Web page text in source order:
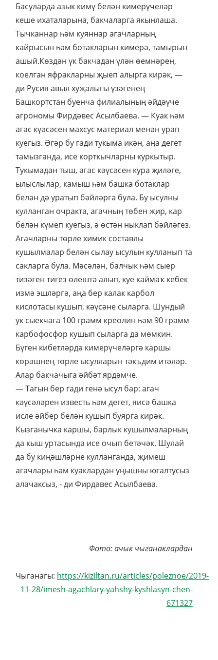
Басуларда азык кимү белән кимерүчеләр
кеше ихаталарына, бакчаларга якынлаша.
Тычканнар һәм куяннар агачларның
кайрысын һәм ботакларын кимерә, тамырын
ашый.Көздән үк бакчадан үлән өемнәрен,
коелган яфракларны җыеп алырга кирәк, —
ди Русия авыл хуҗалығы үзәгенең
Башкортстан буенча филиалының әйдәүче
агрономы Фирдәвес Асылбаева. — Куак һәм
агас күәсәсен махсус материал менән урап
куегыз. Әгәр бу гади тукыма икән, аңа дегет
тамызганда, исе корткычларны куркытыр.
Тукымадан тыш, агас кәүсәсен кура җиләге,
ылыслылар, камыш һәм башка ботаклар
белән дә уратып бәйләргә була. Бу ысулны
кулланган очракта, агачның төбен җир, кар
белән күмеп куегыз, ә өстән ныклап бәйләгез.
Агачларны төрле химик составлы
кушылмалар белән сылау ысулын кулланып та
сакларга була. Мәсәлән, балчык һәм сыер
тизәген тигез өлештә алып, куе каймаҡ кебек
измә эшләргә, аңа бер калак карбол
кислотасы кушып, кәүсәне сыларга. Шундый
ук сыекчага 100 грамм креолин һәм 90 грамм
карбофосфор кушып сыларга да мөмкин.
Бүген кибетләрдә кимерүчеләргә каршы
көрәшнең төрле ысулларын тәкъдим итәләр.
Алар бакчачыга әйбәт ярдәмче.
— Тагын бер гади генә ысул бар: агач
кәүсәләрен известь һәм дегет, яисә башка
исле әйбер белән кушып буярга кирәк.
Кызганычка каршы, барлык кушылмаларның
да кыш уртасында исе очып бетәчәк. Шулай
да бу киңәшләрне кулланганда, җимеш
агачлары һәм куаклардан уңышны югалтусыз
алачаксыз, - ди Фирдәвес Асылбаева.
Фото: ачык чыганаклардан
Чыганагы: https://kiziltan.ru/articles/poleznoe/2019-
11-28/imesh-agachlary-yahshy-kyshlasyn-chen-
671327